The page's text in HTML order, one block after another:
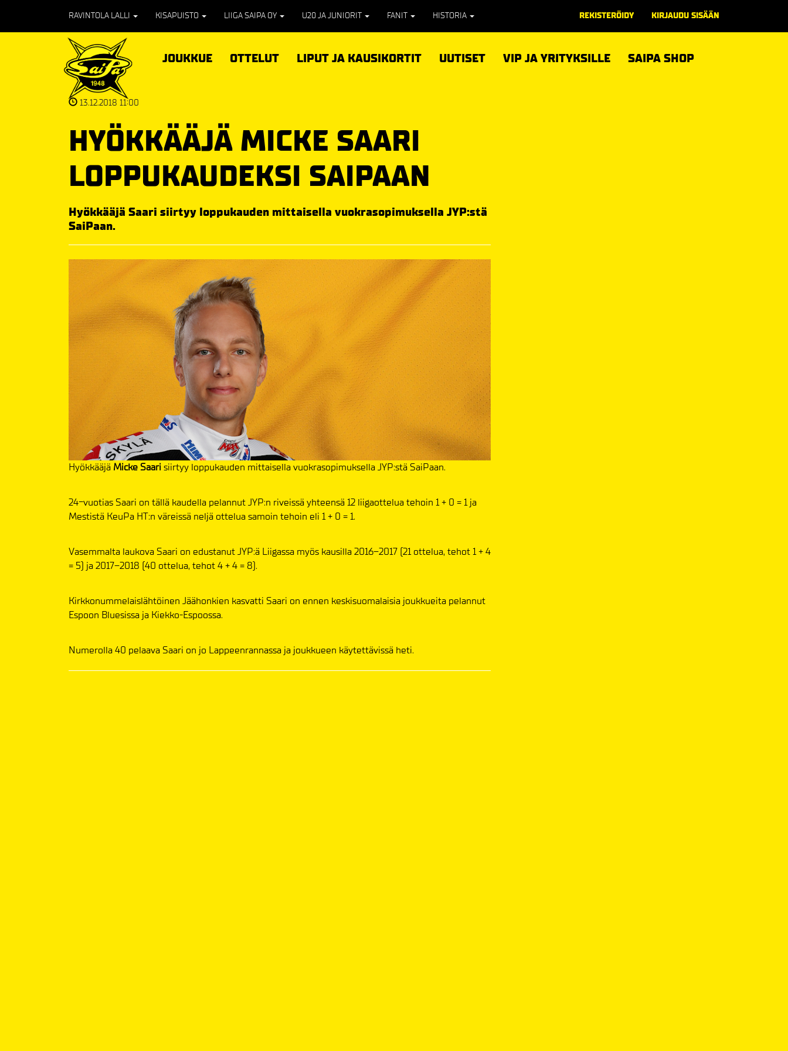
RAVINTOLA LALLI KISAPUISTO LIIGA SAIPA OY U20 JA JUNIORIT FANIT HISTORIA REKISTERÖIDY KIRJAUDU SISÄÄN
JOUKKUE OTTELUT LIPUT JA KAUSIKORTIT UUTISET VIP JA YRITYKSILLE SAIPA SHOP
13.12.2018 11:00
HYÖKKÄÄJÄ MICKE SAARI
LOPPUKAUDEKSI SAIPAAN
Hyökkääjä Saari siirtyy loppukauden mittaisella vuokrasopimuksella JYP:stä
SaiPaan.
Hyökkääjä Micke Saari siirtyy loppukauden mittaisella vuokrasopimuksella JYP:stä SaiPaan.
24-vuotias Saari on tällä kaudella pelannut JYP:n riveissä yhteensä 12 liigaottelua tehoin 1 + 0 = 1 ja
Mestistä KeuPa HT:n väreissä neljä ottelua samoin tehoin eli 1 + 0 = 1.
Vasemmalta laukova Saari on edustanut JYP:ä Liigassa myös kausilla 2016–2017 (21 ottelua, tehot 1 + 4
= 5) ja 2017–2018 (40 ottelua, tehot 4 + 4 = 8).
Kirkkonummelaislähtöinen Jäähonkien kasvatti Saari on ennen keskisuomalaisia joukkueita pelannut
Espoon Bluesissa ja Kiekko-Espoossa.
Numerolla 40 pelaava Saari on jo Lappeenrannassa ja joukkueen käytettävissä heti.